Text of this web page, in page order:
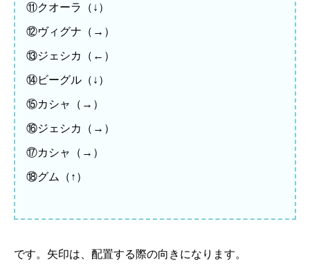
⑪クオーラ（↓）
⑫ヴィグナ（→）
⑬ジェシカ（←）
⑭ビーグル（↓）
⑮カシャ（→）
⑯ジェシカ（→）
⑰カシャ（→）
⑱グム（↑）
です。矢印は、配置する際の向きになります。